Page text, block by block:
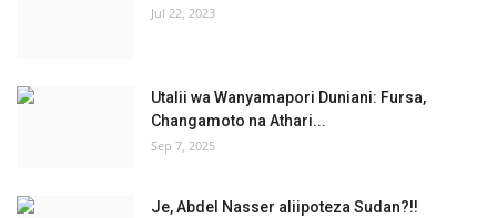
Jul 22, 2023
Utalii wa Wanyamapori Duniani: Fursa,
Changamoto na Athari...
Sep 7, 2025
Je, Abdel Nasser aliipoteza Sudan?!!